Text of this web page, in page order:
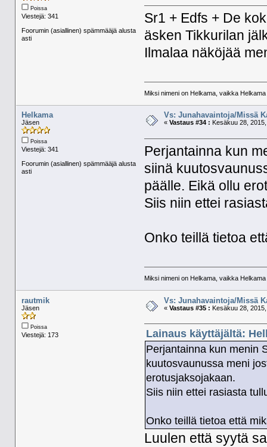
Poissa
Viestejä: 341
Foorumin (asiallinen) spämmääjä alusta
asti
Sr1 + Edfs + De
äsken Tikkurilan
Ilmalaa näköjää
Miksi nimeni on Helkama, vaikka
Helkama
Jäsen
Poissa
Viestejä: 341
Foorumin (asiallinen) spämmääjä alusta
asti
Vs: Junahavaintoja/Missä
« Vastaus #34 : Kesäkuu 28,
Perjantainna kun
siinä
päälle. Eikä ollu
Siis niin ettei
Onko teillä tietoa
Miksi nimeni on Helkama, vaikka
rautmik
Jäsen
Poissa
Viestejä: 173
Vs: Junahavaintoja/Missä
« Vastaus #35 : Kesäkuu 28,
Lainaus käyttäjältä:
Perjantainna kun menin
kuutosvaunussa meni
erotusjaksojakaan.
Siis niin ettei rasiasta
Onko teillä tietoa että
Luulen että syytä